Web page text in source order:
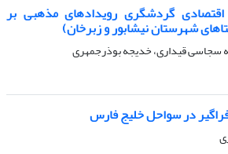
اقتصادی گردشگری رویدادهای مذهبی بر
شهرستان نیشابور و زبرخان)
سجاسی قیداری، خدیجه بوذرجمهری
در سواحل خلیج فارس